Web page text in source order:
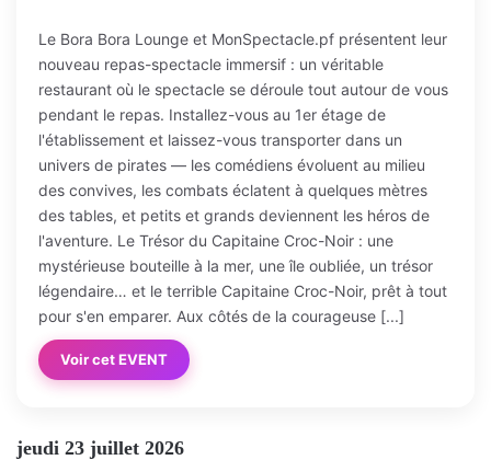
Le Bora Bora Lounge et MonSpectacle.pf présentent leur
nouveau repas-spectacle immersif : un véritable
restaurant où le spectacle se déroule tout autour de vous
pendant le repas. Installez-vous au 1er étage de
l'établissement et laissez-vous transporter dans un
univers de pirates — les comédiens évoluent au milieu
des convives, les combats éclatent à quelques mètres
des tables, et petits et grands deviennent les héros de
l'aventure. Le Trésor du Capitaine Croc-Noir : une
mystérieuse bouteille à la mer, une île oubliée, un trésor
légendaire… et le terrible Capitaine Croc-Noir, prêt à tout
pour s'en emparer. Aux côtés de la courageuse [...]
Voir cet EVENT
jeudi 23 juillet 2026